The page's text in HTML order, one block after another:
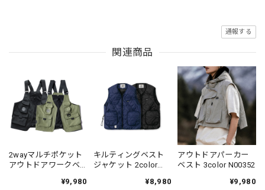
通報する
関連商品
2wayマルチポケット
アウトドアワークベ
¥9,980
キルティングベスト
ジャケット 2color
¥8,980
アウトドアパーカー
ベスト 3color N00352
¥9,980